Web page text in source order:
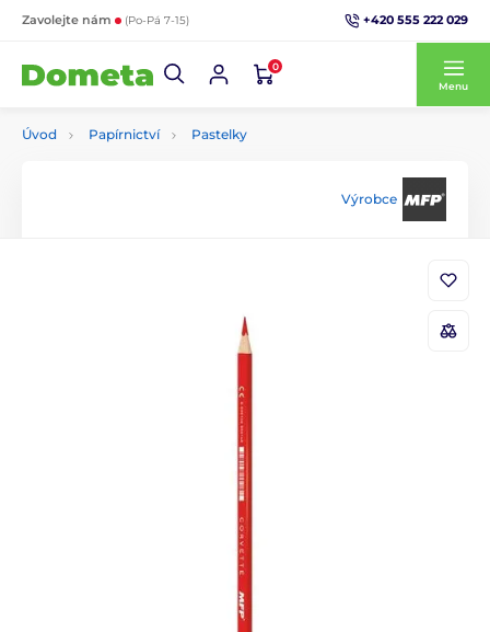
Zavolejte nám (Po-Pá 7-15) +420 555 222 029
0
Menu
Úvod Papírnictví Pastelky
Výrobce